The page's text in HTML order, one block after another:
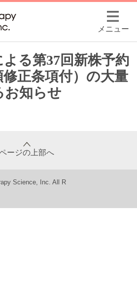
メニュー
る第37回新株予約
正条項付）の大量
お知らせ
ージの上部へ
Science, Inc. All R